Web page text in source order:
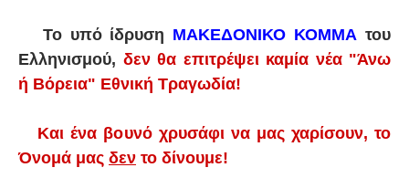
Το υπό ίδρυση ΜΑΚΕΔΟΝΙΚΟ ΚΟΜΜΑ του
Ελληνισμού, δεν θα επιτρέψει καμία νέα "Άνω
ή Βόρεια" Εθνική Τραγωδία!
Και ένα βουνό χρυσάφι να μας χαρίσουν, το
Όνομά μας δεν το δίνουμε!